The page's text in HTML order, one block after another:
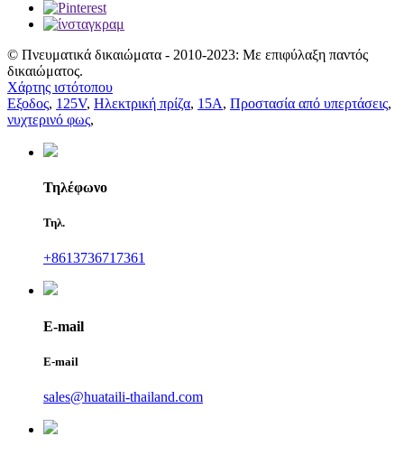
© Πνευματικά δικαιώματα - 2010-2023: Με επιφύλαξη παντός
δικαιώματος.
Χάρτης ιστότοπου
Εξοδος, 125V, Ηλεκτρική πρίζα, 15Α, Προστασία από υπερτάσεις,
νυχτερινό φως,
Τηλέφωνο
Τηλ.
+8613736717361
E-mail
E-mail
sales@huataili-thailand.com